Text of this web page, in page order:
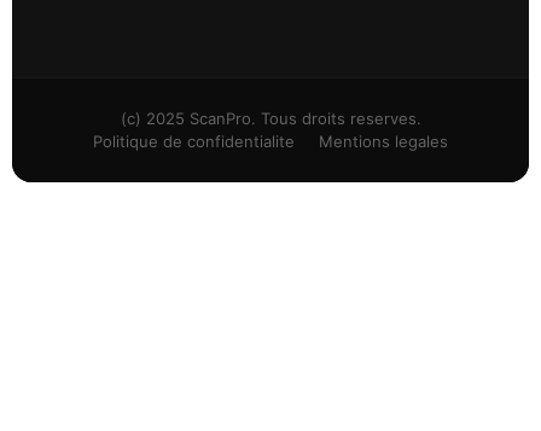
(c) 2025 ScanPro. Tous droits reserves.
Politique de confidentialite
Mentions legales